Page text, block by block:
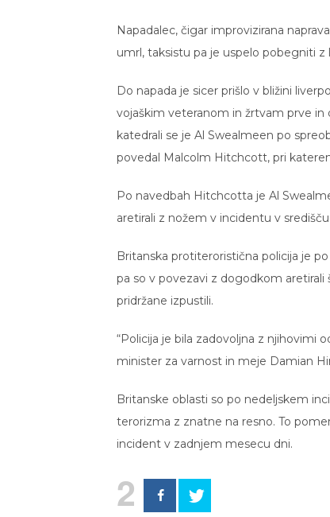
Napadalec, čigar improvizirana
umrl, taksistu pa je uspelo pobegniti
Do napada je sicer prišlo v bližini
vojaškim veteranom in žrtvam prve in
katedrali se je Al Swealmeen po
povedal Malcolm Hitchcott, pri
Po navedbah Hitchcotta je Al
aretirali z nožem v incidentu v
Britanska protiteroristična policija je
pa so v povezavi z dogodkom
pridržane izpustili.
“Policija je bila zadovoljna z njihovimi
minister za varnost in meje Damian
Britanske oblasti so po nedeljskem
terorizma z znatne na resno. To
incident v zadnjem mesecu dni.
2